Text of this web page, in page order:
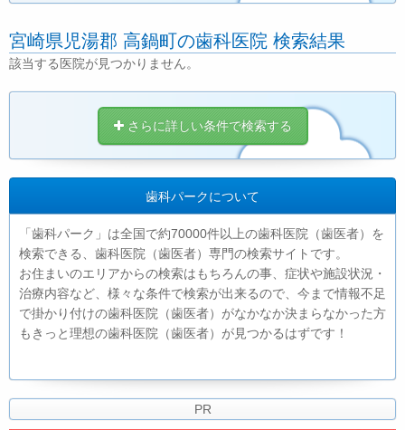
宮崎県児湯郡 高鍋町の歯科医院 検索結果
該当する医院が見つかりません。
さらに詳しい条件で検索する
歯科パークについて
「歯科パーク」は全国で約70000件以上の歯科医院（歯医者）を
検索できる、歯科医院（歯医者）専門の検索サイトです。
お住まいのエリアからの検索はもちろんの事、症状や施設状況・
治療内容など、様々な条件で検索が出来るので、今まで情報不足
で掛かり付けの歯科医院（歯医者）がなかなか決まらなかった方
もきっと理想の歯科医院（歯医者）が見つかるはずです！
PR